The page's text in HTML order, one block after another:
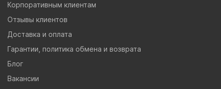
Корпоративным клиентам
Отзывы клиентов
Доставка и оплата
Гарантии, политика обмена и возврата
Блог
Вакансии